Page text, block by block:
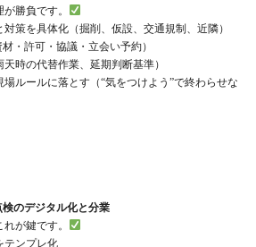
勝負です。
策を具体化（掘削、仮設、交通規制、近隣）
・許可・協議・立会い予約）
時の代替作業、延期判断基準）
場ルールに落とす（“気をつけよう”で終わらせな
のデジタル化と分業
が鍵です。
テンプレ化